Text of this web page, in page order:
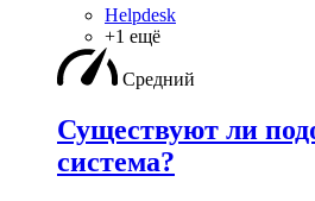
Helpdesk
+1 ещё
Средний
Существуют ли
система?